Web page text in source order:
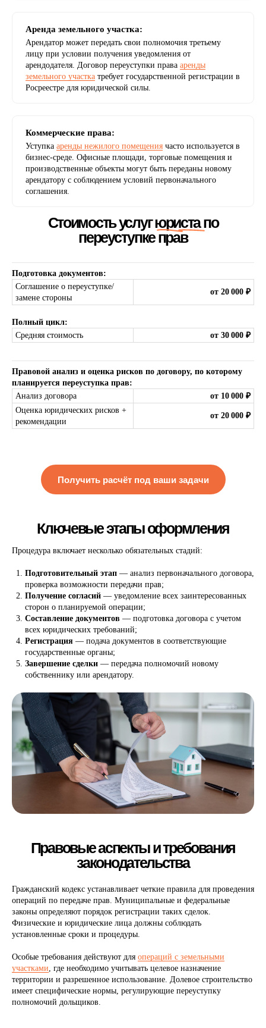
Аренда земельного участка:
Арендатор может передать свои полномочия третьему
лицу при условии получения уведомления от
арендодателя. Договор переуступки права аренды
земельного участка требует государственной регистрации в
Росреестре для юридической силы.
Коммерческие права:
Уступка аренды нежилого помещения часто используется в
бизнес-среде. Офисные площади, торговые помещения и
производственные объекты могут быть переданы новому
арендатору с соблюдением условий первоначального
соглашения.
Стоимость услуг юриста по
Подготовка документов:
Соглашение о переуступке/
замене стороны
от 20 000 ₽
Полный цикл:
Средняя стоимость
от 30 000 ₽
Правовой анализ и оценка рисков по договору, по которому
планируется переуступка прав:
Анализ договора
от 10 000 ₽
Оценка юридических рисков +
рекомендации
от 20 000 ₽
Получить расчёт под ваши задачи
Процедура включает несколько обязательных стадий:
Подготовительный этап — анализ первоначального договора,
проверка возможности передачи прав;
Получение согласий — уведомление всех заинтересованных
сторон о планируемой операции;
Составление документов — подготовка договора с учетом
всех юридических требований;
Регистрация — подача документов в соответствующие
государственные органы;
Завершение сделки — передача полномочий новому
собственнику или арендатору.
Правовые аспекты и требования
законодательства
Гражданский кодекс устанавливает четкие правила для проведения
операций по передаче прав. Муниципальные и федеральные
законы определяют порядок регистрации таких сделок.
Физические и юридические лица должны соблюдать
установленные сроки и процедуры.
Особые требования действуют для операций с земельными
участками, где необходимо учитывать целевое назначение
территории и разрешенное использование. Долевое строительство
имеет специфические нормы, регулирующие переуступку
полномочий дольщиков.